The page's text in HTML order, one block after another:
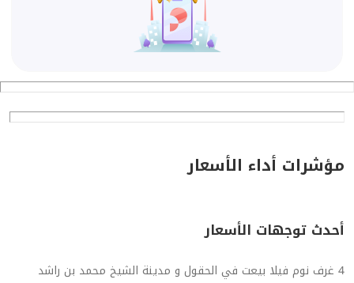
مؤشرات أداء الأسعار
أحدث توجهات الأسعار
4 غرف نوم فيلا بيعت في الحقول و مدينة الشيخ محمد بن راشد